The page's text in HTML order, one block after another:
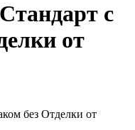
с
от